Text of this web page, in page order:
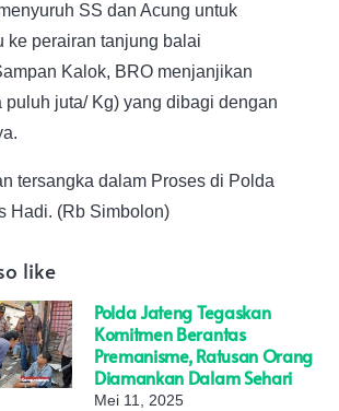
SS dan Acung untuk
ke perairan tanjung balai
Kalok, BRO menjanjikan
puluh juta/ Kg) yang dibagi dengan
tersangka dalam Proses di Polda
Hadi. (Rb Simbolon)
like
Polda Jateng Tegaskan
Komitmen Berantas
Premanisme, Ratusan Orang
Diamankan Dalam Sehari
Mei 11, 2025